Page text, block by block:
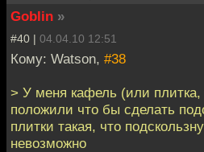
Goblin »
#40 | 04.04.10 12:51
Кому: Watson, #38
> У меня кафель (или
положили что бы сделать
плитки такая, что
невозможно